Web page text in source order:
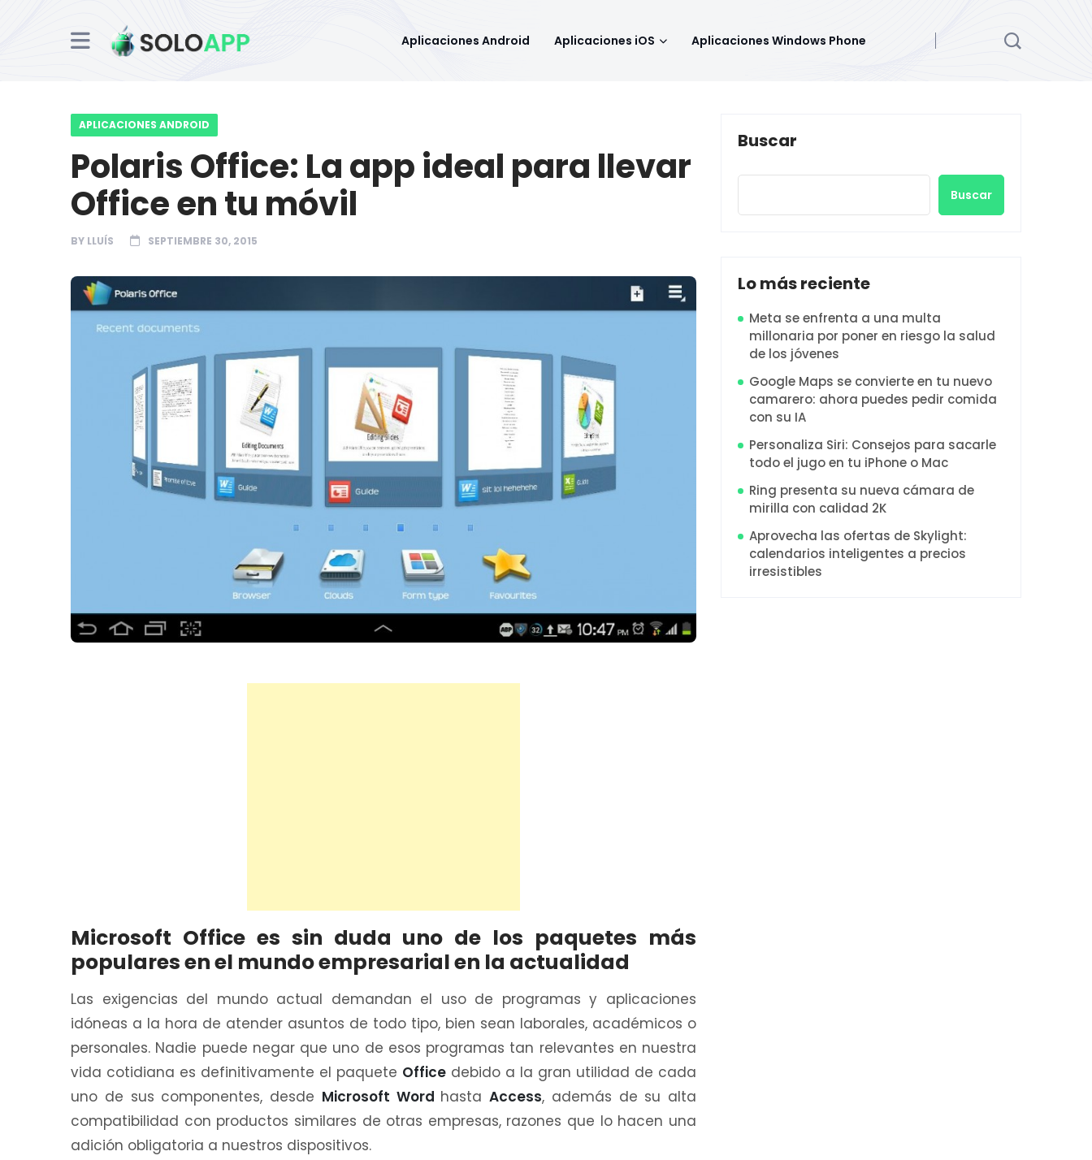
Aplicaciones Android Aplicaciones iOS Aplicaciones Windows Phone
APLICACIONES ANDROID
Polaris Office: La app ideal para llevar
Office en tu móvil
BY LLUÍS SEPTIEMBRE 30, 2015
Microsoft Office es sin duda uno de los paquetes más
populares en el mundo empresarial en la actualidad
Las exigencias del mundo actual demandan el uso de programas y aplicaciones
idóneas a la hora de atender asuntos de todo tipo, bien sean laborales, académicos o
personales. Nadie puede negar que uno de esos programas tan relevantes en nuestra
vida cotidiana es definitivamente el paquete Office debido a la gran utilidad de cada
uno de sus componentes, desde Microsoft Word hasta Access, además de su alta
compatibilidad con productos similares de otras empresas, razones que lo hacen una
adición obligatoria a nuestros dispositivos.
Buscar
Buscar
Lo más reciente
Meta se enfrenta a una multa
millonaria por poner en riesgo la salud
de los jóvenes
Google Maps se convierte en tu nuevo
camarero: ahora puedes pedir comida
con su IA
Personaliza Siri: Consejos para sacarle
todo el jugo en tu iPhone o Mac
Ring presenta su nueva cámara de
mirilla con calidad 2K
Aprovecha las ofertas de Skylight:
calendarios inteligentes a precios
irresistibles